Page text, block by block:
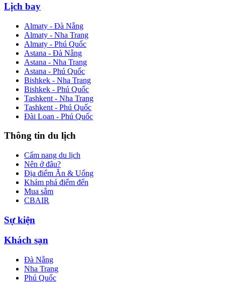
Lịch bay
Almaty - Đà Nẵng
Almaty - Nha Trang
Almaty - Phú Quốc
Astana - Đà Nẵng
Astana - Nha Trang
Astana - Phú Quốc
Bishkek - Nha Trang
Bishkek - Phú Quốc
Tashkent - Nha Trang
Tashkent - Phú Quốc
Đài Loan - Phú Quốc
Thông tin du lịch
Cẩm nang du lịch
Nên ở đâu?
Địa điểm Ăn & Uống
Khám phá điểm đến
Mua sắm
CBAIR
Sự kiện
Khách sạn
Đà Nẵng
Nha Trang
Phú Quốc